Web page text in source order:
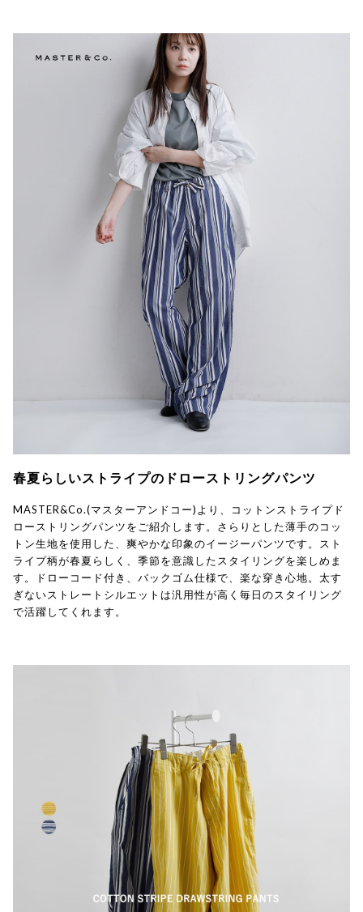
春夏らしいストライプのドローストリングパンツ
MASTER&Co.(マスターアンドコー)より、コットンストライプド
ローストリングパンツをご紹介します。さらりとした薄手のコッ
トン生地を使用した、爽やかな印象のイージーパンツです。スト
ライプ柄が春夏らしく、季節を意識したスタイリングを楽しめま
す。ドローコード付き、バックゴム仕様で、楽な穿き心地。太す
ぎないストレートシルエットは汎用性が高く毎日のスタイリング
で活躍してくれます。